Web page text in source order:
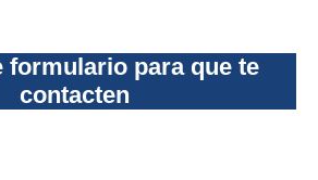
formulario para que te
contacten